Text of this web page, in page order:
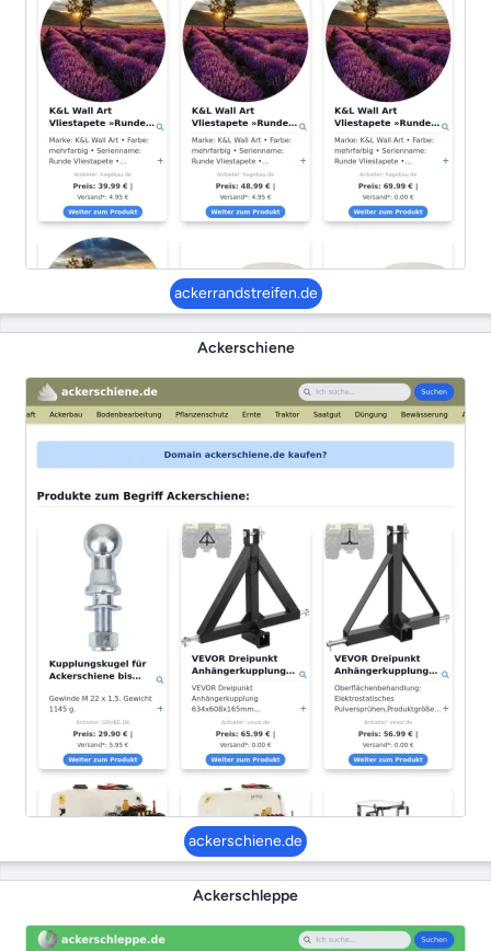
ackerrandstreifen.de
Ackerschiene
ackerschiene.de
Ackerschleppe